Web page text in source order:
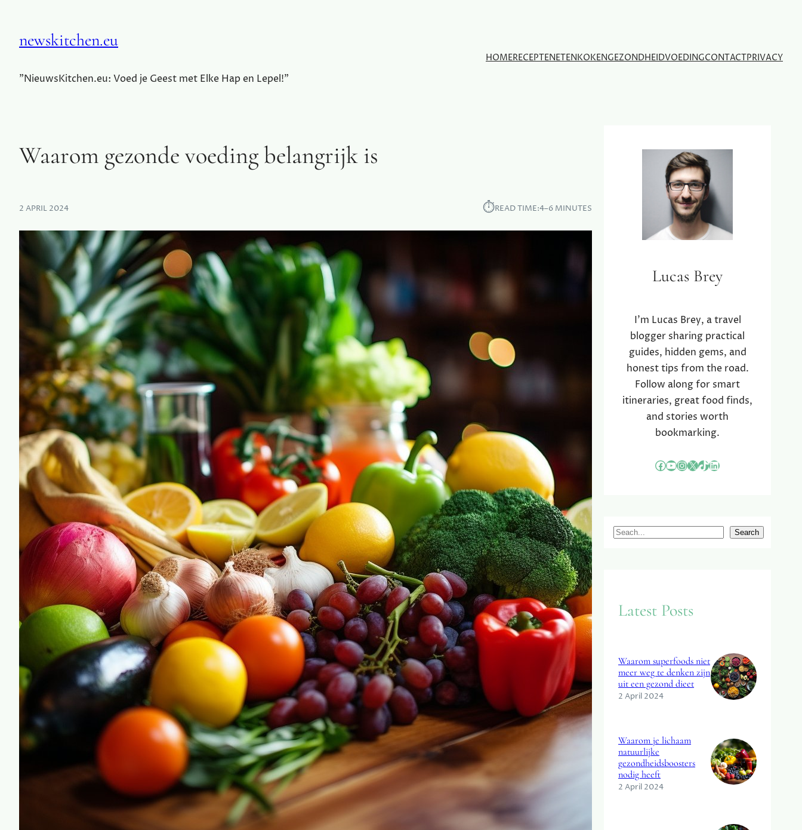
newskitchen.eu
"NieuwsKitchen.eu: Voed je Geest met Elke Hap en Lepel!"
HOMERECEPTENETENKOKENGEZONDHEIDVOEDINGCONTACTPRIVACY
Waarom gezonde voeding belangrijk is
2 APRIL 2024 ⏱︎READ TIME:4–6 MINUTES
Lucas Brey
I’m Lucas Brey, a travel
blogger sharing practical
guides, hidden gems, and
honest tips from the road.
Follow along for smart
itineraries, great food finds,
and stories worth
bookmarking.
Facebook YouTube InstagramX TikTok LinkedIn
S
Search
Latest Posts
Waarom superfoods niet
meer weg te denken zijn
uit een gezond dieet
2 April 2024
Waarom je lichaam
natuurlijke
gezondheidsboosters
nodig heeft
2 April 2024